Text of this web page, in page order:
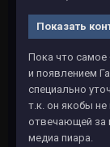
Показать
Пока что самое
и появлением
специально
т.к. он якобы
отвечающей за
медиа пиара.